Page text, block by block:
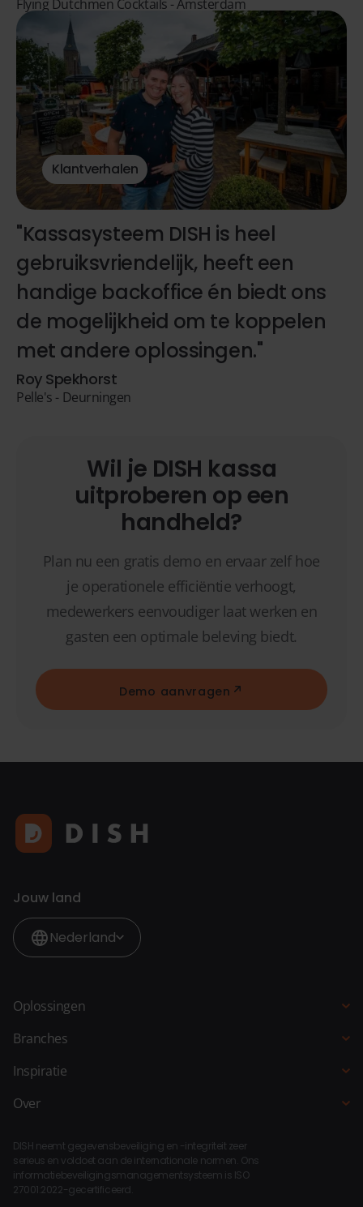
Flying Dutchmen Cocktails - Amsterdam
Klantverhalen
"Kassasysteem DISH is heel
gebruiksvriendelijk, heeft een
handige backoffice én biedt ons
de mogelijkheid om te koppelen
met andere oplossingen."
Roy Spekhorst
Pelle's - Deurningen
Wil je DISH kassa
uitproberen op een
handheld?
Plan nu een gratis demo en ervaar zelf hoe
je operationele efficiëntie verhoogt,
medewerkers eenvoudiger laat werken en
gasten een optimale beleving biedt.
Demo aanvragen
Jouw land
Nederland
Oplossingen
Kassasysteem
Bestelsite
Bar Keuken Manager
QR-betalen
Branches
Horeca
Fastservice
Strandpaviljoen
Bar Cafe
Inspiratie
Blogs
Over
Koppelingen
Compliance
DISH neemt gegevensbeveiliging en -integriteit zeer
serieus en voldoet aan de internationale normen. Ons
informatiebeveiligingsmanagementsysteem is ISO
27001:2022-gecertificeerd.